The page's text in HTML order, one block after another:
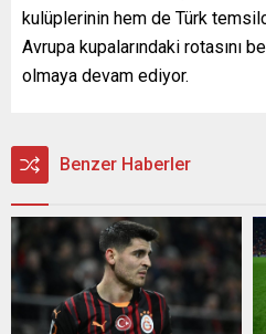
kulüplerinin hem de Türk
Avrupa kupalarındaki rotasını
olmaya devam ediyor.
Benzer Haberler